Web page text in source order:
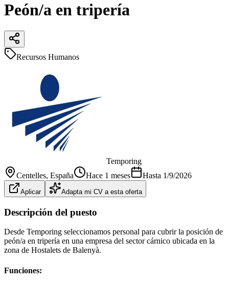
Peón/a en tripería
Recursos Humanos
Temporing
Centelles, España Hace 1 meses Hasta 1/9/2026
Aplicar Adapta mi CV a esta oferta
Descripción del puesto
Desde Temporing seleccionamos personal para cubrir la posición de
peón/a en tripería en una empresa del sector cárnico ubicada en la
zona de Hostalets de Balenyà.
Funciones: